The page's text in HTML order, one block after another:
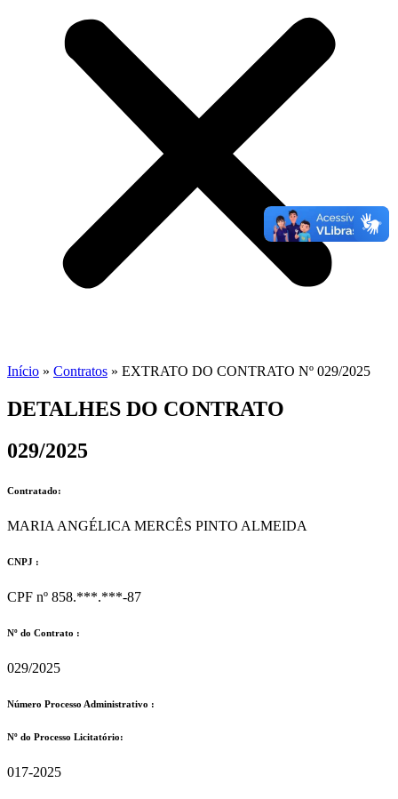
Início » Contratos » EXTRATO DO CONTRATO Nº 029/2025
DETALHES DO CONTRATO​
029/2025
Contratado:
MARIA ANGÉLICA MERCÊS PINTO ALMEIDA
CNPJ :
CPF nº 858.***.***-87
Nº do Contrato :
029/2025
Número Processo Administrativo :
Nº do Processo Licitatório:
017-2025